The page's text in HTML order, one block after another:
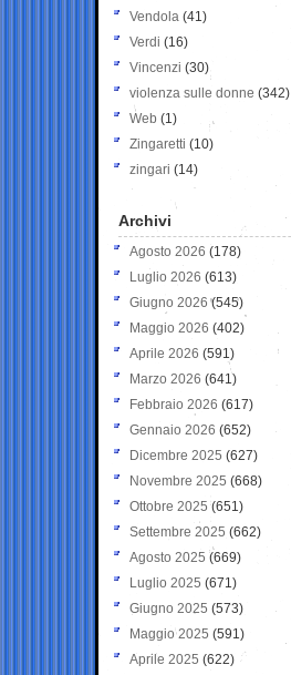
Vendola (41)
Verdi (16)
Vincenzi (30)
violenza sulle donne (342)
Web (1)
Zingaretti (10)
zingari (14)
Archivi
Agosto 2026 (178)
Luglio 2026 (613)
Giugno 2026 (545)
Maggio 2026 (402)
Aprile 2026 (591)
Marzo 2026 (641)
Febbraio 2026 (617)
Gennaio 2026 (652)
Dicembre 2025 (627)
Novembre 2025 (668)
Ottobre 2025 (651)
Settembre 2025 (662)
Agosto 2025 (669)
Luglio 2025 (671)
Giugno 2025 (573)
Maggio 2025 (591)
Aprile 2025 (622)